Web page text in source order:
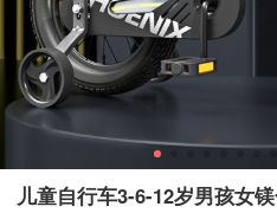
儿童自行车3-6-12岁男孩女